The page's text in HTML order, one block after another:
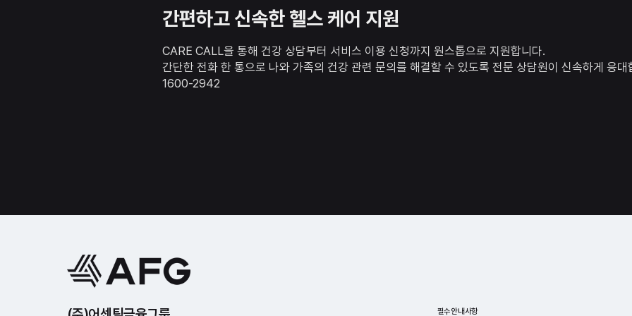
간편하고 신속한 헬스 케어 지원
CARE CALL을 통해 건강 상담부터 서비스 이용 신청까지 원스톱으로 지원합니다.
간단한 전화 한 통으로 나와 가족의 건강 관련 문의를 해결할 수 있도록 전문 상담원이 신속하게 응대
1600-2942
필수안내사항